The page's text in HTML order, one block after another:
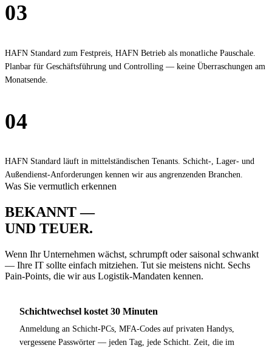
03
HAFN Standard zum Festpreis, HAFN Betrieb als monatliche Pauschale.
Planbar für Geschäftsführung und Controlling — keine Überraschungen am
Monatsende.
04
HAFN Standard läuft in mittelständischen Tenants. Schicht-, Lager- und
Außendienst-Anforderungen kennen wir aus angrenzenden Branchen.
Was Sie vermutlich erkennen
BEKANNT —
UND TEUER.
Wenn Ihr Unternehmen wächst, schrumpft oder saisonal schwankt
— Ihre IT sollte einfach mitziehen. Tut sie meistens nicht. Sechs
Pain-Points, die wir aus Logistik-Mandaten kennen.
Schichtwechsel kostet 30 Minuten
Anmeldung an Schicht-PCs, MFA-Codes auf privaten Handys,
vergessene Passwörter — jeden Tag, jede Schicht. Zeit, die im